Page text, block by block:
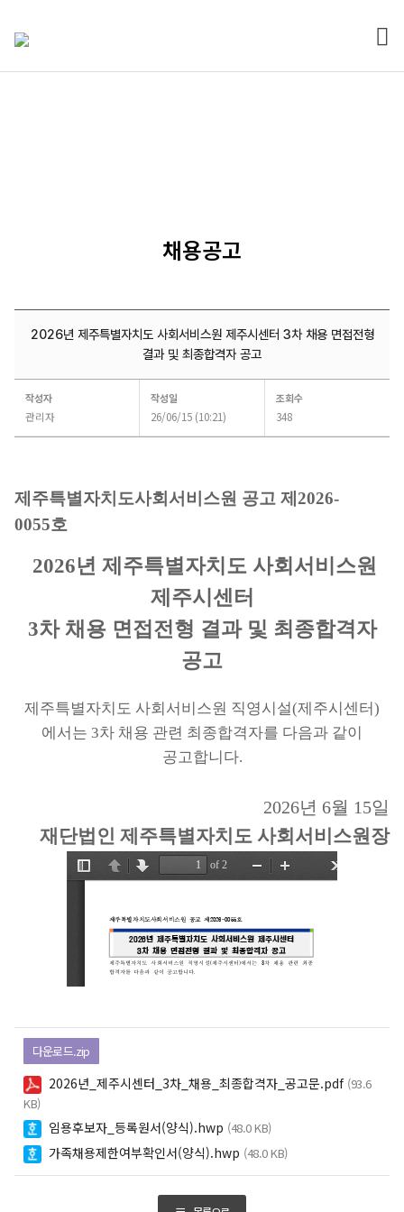
열기
채용공고
2026년
제주특별자치도
3차
채용
면접전형
최종합격자
게시글의
분류하여
정리한
2026년 제주특별자치도 사회서비스원 제주시센터 3차 채용 면접전형
결과 및 최종합격자 공고
작성자
관리자
작성일
26/06/15 (10:21)
조회수
348
제주특별자치도사회서비스원 공고 제 2026-
0055호
2026년 제주특별자치도 사회서비스원
제주시센터
3차 채용 면접전형 결과 및 최종합격자
공고
제주특별자치도 사회서비스원 직영시설(제주시센터)
에서 는 3차 채용 관련 최종합격자를 다음과 같이
공고합니다.
2026년 6월 15일
재단법인 제주특별자치도 사회서비스원장
다운로드.zip
2026년_제주시센터_3차_채용_최종합격자_공고문.pdf (93.6
KB)
임용후보자_등록원서(양식).hwp (48.0 KB)
가족채용제한여부확인서(양식).hwp (48.0 KB)